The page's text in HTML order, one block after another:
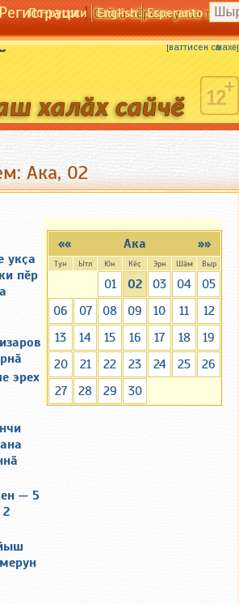
|Сайта кӗрсен унпа
По-русски English Esperanto
Пуриншӗн те пӗр хӗвел.
[ваттисен сӑмахӗ]
Ака, 02
»»
«« Ака
Тун Ытл Юн Кӗҫ Эрн Шӑм Выр
01 02 03 04
05
06
07 08 09 10 11
12
13
14 15 16 17 18
19
20
21 22 23 24 25
26
27
28 29 30
укҫа
пӗр
эрех
— 5
2